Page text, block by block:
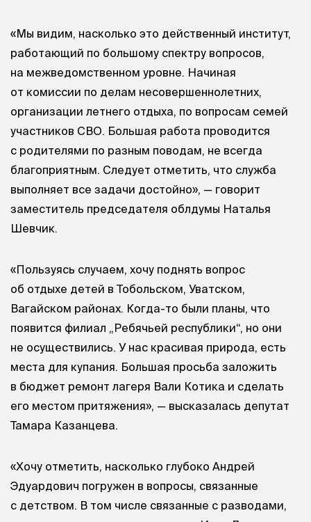
«Мы видим, насколько это действенный институт,
работающий по большому спектру вопросов,
на межведомственном уровне. Начиная
от комиссии по делам несовершеннолетних,
организации летнего отдыха, по вопросам семей
участников СВО. Большая работа проводится
с родителями по разным поводам, не всегда
благоприятным. Следует отметить, что служба
выполняет все задачи достойно», — говорит
заместитель председателя облдумы Наталья
Шевчик.
«Пользуясь случаем, хочу поднять вопрос
об отдыхе детей в Тобольском, Уватском,
Вагайском районах. Когда-то были планы, что
появится филиал „Ребячьей республики“, но они
не осуществились. У нас красивая природа, есть
места для купания. Большая просьба заложить
в бюджет ремонт лагеря Вали Котика и сделать
его местом притяжения», — высказалась депутат
Тамара Казанцева.
«Хочу отметить, насколько глубоко Андрей
Эдуардович погружен в вопросы, связанные
с детством. В том числе связанные с разводами,